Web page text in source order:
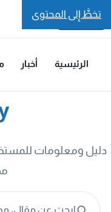
تخطَّ إلى المحتوى
الرئيسية أخبار
دليل ومعلومات